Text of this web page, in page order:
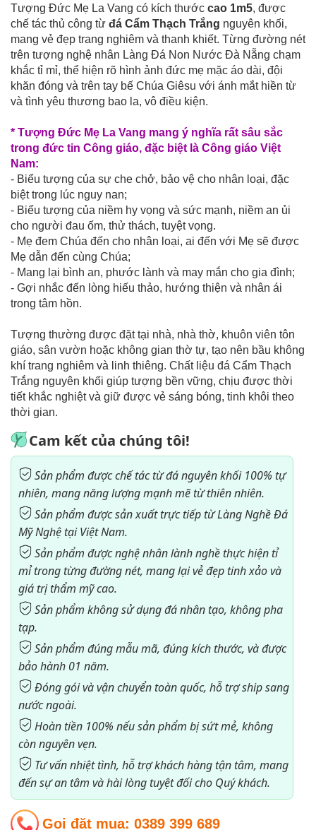
Tượng Đức Mẹ La Vang có kích thước cao 1m5, được
chế tác thủ công từ đá Cẩm Thạch Trắng nguyên khối,
mang vẻ đẹp trang nghiêm và thanh khiết. Từng đường nét
trên tượng nghệ nhân Làng Đá Non Nước Đà Nẵng chạm
khắc tỉ mỉ, thể hiện rõ hình ảnh đức mẹ mặc áo dài, đội
khăn đóng và trên tay bế Chúa Giêsu với ánh mắt hiền từ
và tình yêu thương bao la, vô điều kiện.
* Tượng Đức Mẹ La Vang mang ý nghĩa rất sâu sắc
trong đức tin Công giáo, đặc biệt là Công giáo Việt
Nam:
- Biểu tượng của sự che chở, bảo vệ cho nhân loại, đặc
biệt trong lúc nguy nan;
- Biểu tượng của niềm hy vọng và sức mạnh, niềm an ủi
cho người đau ốm, thử thách, tuyệt vọng.
- Mẹ đem Chúa đến cho nhân loại, ai đến với Mẹ sẽ được
Mẹ dẫn đến cùng Chúa;
- Mang lại bình an, phước lành và may mắn cho gia đình;
- Gợi nhắc đến lòng hiếu thảo, hướng thiện và nhân ái
trong tâm hồn.
Tượng thường được đặt tại nhà, nhà thờ, khuôn viên tôn
giáo, sân vườn hoặc không gian thờ tự, tạo nên bầu không
khí trang nghiêm và linh thiêng. Chất liệu đá Cẩm Thạch
Trắng nguyên khối giúp tượng bền vững, chịu được thời
tiết khắc nghiệt và giữ được vẻ sáng bóng, tinh khôi theo
thời gian.
Cam kết của chúng tôi!
Sản phẩm được chế tác từ đá nguyên khối 100% tự
nhiên, mang năng lượng mạnh mẽ từ thiên nhiên.
Sản phẩm được sản xuất trực tiếp từ Làng Nghề Đá
Mỹ Nghệ tại Việt Nam.
Sản phẩm được nghệ nhân lành nghề thực hiện tỉ
mỉ trong từng đường nét, mang lại vẻ đẹp tinh xảo và
giá trị thẩm mỹ cao.
Sản phẩm không sử dụng đá nhân tạo, không pha
tạp.
Sản phẩm đúng mẫu mã, đúng kích thước, và được
bảo hành 01 năm.
Đóng gói và vận chuyển toàn quốc, hỗ trợ ship sang
nước ngoài.
Hoàn tiền 100% nếu sản phẩm bị sứt mẻ, không
còn nguyên vẹn.
Tư vấn nhiệt tình, hỗ trợ khách hàng tận tâm, mang
đến sự an tâm và hài lòng tuyệt đối cho Quý khách.
Gọi đặt mua: 0389 399 689